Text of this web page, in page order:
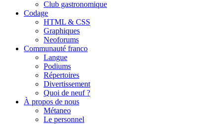
Club gastronomique
Codage
HTML & CSS
Graphiques
Neoforums
Communauté franco
Langue
Podiums
Répertoires
Divertissement
Quoi de neuf ?
À propos de nous
Métaneo
Le personnel